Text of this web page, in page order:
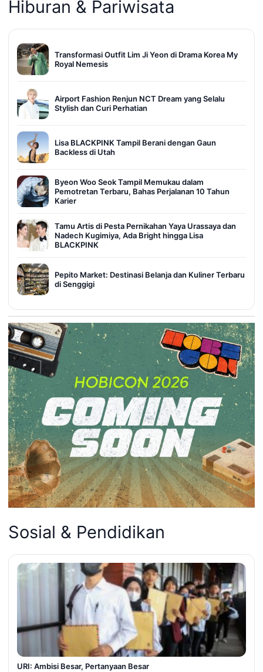
Hiburan & Pariwisata
Transformasi Outfit Lim Ji Yeon di Drama Korea My
Royal Nemesis
Airport Fashion Renjun NCT Dream yang Selalu
Stylish dan Curi Perhatian
Lisa BLACKPINK Tampil Berani dengan Gaun
Backless di Utah
Byeon Woo Seok Tampil Memukau dalam
Pemotretan Terbaru, Bahas Perjalanan 10 Tahun
Karier
Tamu Artis di Pesta Pernikahan Yaya Urassaya dan
Nadech Kugimiya, Ada Bright hingga Lisa
BLACKPINK
Pepito Market: Destinasi Belanja dan Kuliner Terbaru
di Senggigi
Sosial & Pendidikan
URI: Ambisi Besar, Pertanyaan Besar